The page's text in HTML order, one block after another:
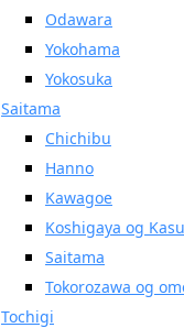
Odawara
Yokohama
Yokosuka
Saitama
Chichibu
Hanno
Kawagoe
Koshigaya og
Saitama
Tokorozawa og
Tochigi